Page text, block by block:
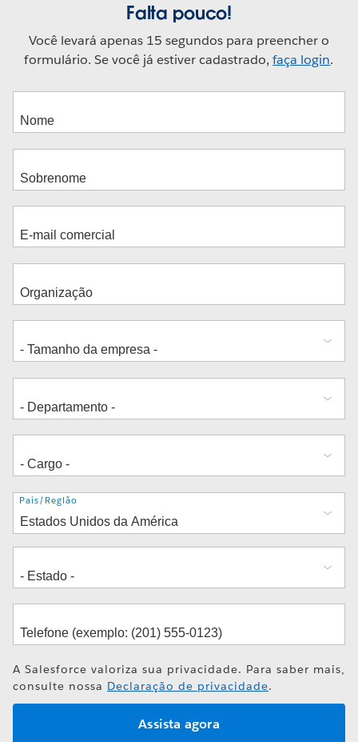
Falta pouco!
Você levará apenas 15 segundos para preencher o
formulário. Se você já estiver cadastrado,faça login.
Endereço
País/Região
A Salesforce valoriza sua privacidade. Para saber mais,
consulte nossa Declaração de privacidade.